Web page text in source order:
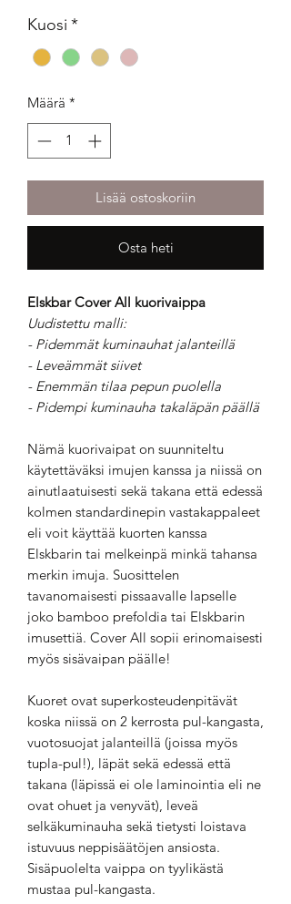
Kuosi *
Määrä *
Lisää ostoskoriin
Osta heti
Elskbar Cover All kuorivaippa
Uudistettu malli:
- Pidemmät kuminauhat jalanteillä
- Leveämmät siivet
- Enemmän tilaa pepun puolella
- Pidempi kuminauha takaläpän päällä
Nämä kuorivaipat on suunniteltu
käytettäväksi imujen kanssa ja niissä on
ainutlaatuisesti sekä takana että edessä
kolmen standardinepin vastakappaleet
eli voit käyttää kuorten kanssa
Elskbarin tai melkeinpä minkä tahansa
merkin imuja. Suosittelen
tavanomaisesti pissaavalle lapselle
joko bamboo prefoldia tai Elskbarin
imusettiä. Cover All sopii erinomaisesti
myös sisävaipan päälle!
Kuoret ovat superkosteudenpitävät
koska niissä on 2 kerrosta pul-kangasta,
vuotosuojat jalanteillä (joissa myös
tupla-pul!), läpät sekä edessä että
takana (läpissä ei ole laminointia eli ne
ovat ohuet ja venyvät), leveä
selkäkuminauha sekä tietysti loistava
istuvuus neppisäätöjen ansiosta.
Sisäpuolelta vaippa on tyylikästä
mustaa pul-kangasta.